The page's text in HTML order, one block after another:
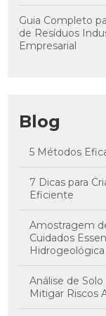
Guia Completo
de Resíduos
Empresarial
Blog
5 Métodos
7 Dicas para
Eficiente
Amostragem
Cuidados
Hidrogeológica
Análise de
Mitigar Riscos